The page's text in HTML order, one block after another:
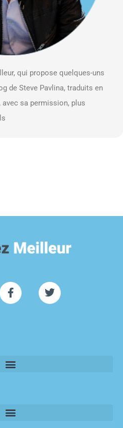
qui propose quelques-uns
de Steve Pavlina, traduits en
avec sa permission, plus